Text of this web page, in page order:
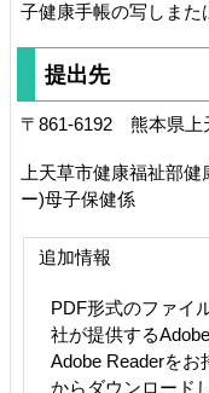
子健康手帳の写しまた
提出先
〒861-6192 熊本県上
上天草市健康福祉部
ー)母子保健係
追加情報
PDF形式のファイ
社が提供する
Adobe Readerを
からダウンロード